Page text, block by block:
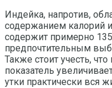
Индейка, напротив,
содержанием калорий
содержит примерно
предпочтительным
Также стоит учесть,
показатель
утки практически вся